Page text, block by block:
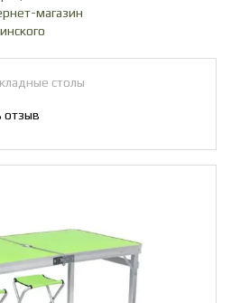
столы
отзыв